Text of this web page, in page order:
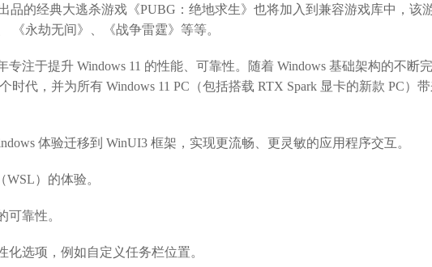
品的经典大逃杀游戏《PUBG：绝地求生》也将加入到兼容游戏库中，该
《永劫无间》、《战争雷霆》等等。
于提升 Windows 11 的性能、可靠性。随着 Windows 基础架构的不断
时代，并为所有 Windows 11 PC（包括搭载 RTX Spark 显卡的新款 PC）
体验迁移到 WinUI3 框架，实现更流畅、更灵敏的应用程序交互。
）的体验。
靠性。
选项，例如自定义任务栏位置。